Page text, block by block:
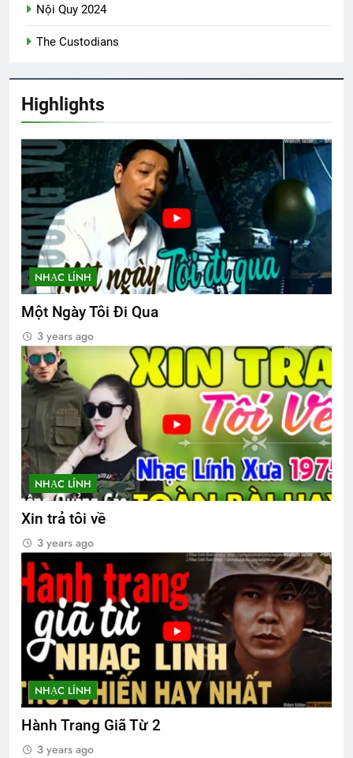
Nội Quy 2024
The Custodians
Highlights
NHẠC LÍNH
Một Ngày Tôi Đi Qua
3 years ago
NHẠC LÍNH
Xin trả tôi về
3 years ago
NHẠC LÍNH
Hành Trang Giã Từ 2
3 years ago